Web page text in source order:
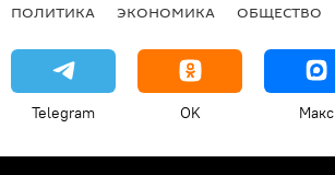
ПОЛИТИКА ЭКОНОМИКА ОБЩЕСТВО
Telegram OK Макс